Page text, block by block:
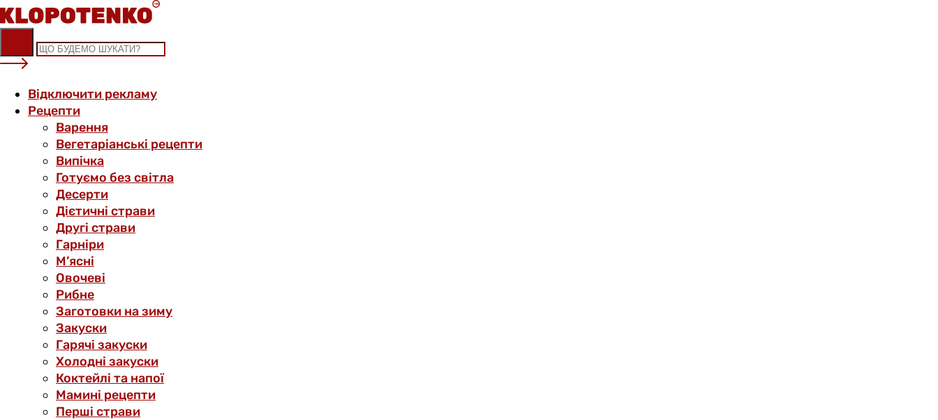
Skip
to
content
Відключити рекламу
Рецепти
Варення
Вегетаріанські рецепти
Випічка
Готуємо без світла
Десерти
Дієтичні страви
Другі страви
Гарніри
М’ясні
Овочеві
Рибне
Заготовки на зиму
Закуски
Гарячі закуски
Холодні закуски
Коктейлі та напої
Мамині рецепти
Перші страви